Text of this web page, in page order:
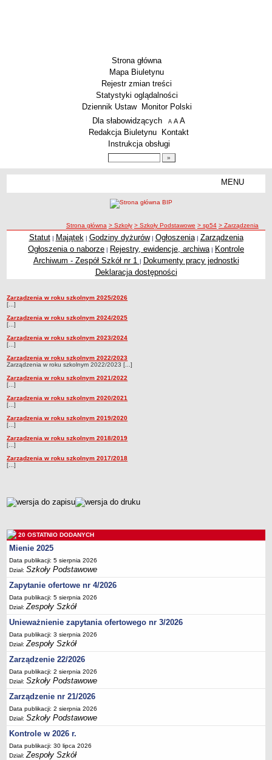
Strona główna
Mapa Biuletynu
Rejestr zmian treści
Statystyki oglądalności
Dziennik Ustaw
Monitor Polski
Menu dodatkowe
Dla słabowidzących A pomniejsz czcionkę
A standardowy rozmiar czcionki
A
Redakcja Biuletynu
Kontakt
Instrukcja obsługi
MENU
Zespoły Szkół
Techniczne Zakłady Naukowe
ARCHIWUM SZKÓŁ I PLACÓWEK
Wielofunkcyjna Placówka
SPECJALNE OŚRODKI SZKOLNO-WYCHOWAWCZE
Specjalny Ośrodek nr 1
BURSA MIEJSKA
Godziny dyżurów
Kontrole
Sprawozdania
PORADNIE PSYCHOLOGICZNO-PEDAGOGICZNE
Zespół Poradni
BIURO FINANSÓW OŚWIATY
Dane podstawowe
Statut
Majątek
Godziny dyżurów
Ogłoszenia
Zarządzenia
Rejestry, ewidencje, archiwa
Kontrole
PONOWNE WYKORZYSTYWANIE
Sprawozdania
ścieżka nawigacji
Strona główna > Szkoły > Szkoły Podstawowe > sp54 > Zarządzenia
Zarządzenia
Statut| Majątek | Godziny dyżurów| Ogłoszenia| Zarządzenia
Ogłoszenia o naborze | Rejestry, ewidencje, archiwa | Kontrole
Archiwum - Zespół Szkół nr 1 | Dokumenty pracy jednostki
Deklaracja dostępności
Zarządzenia
Zarządzenia w roku szkolnym 2025/2026
[...]
Zarządzenia w roku szkolnym 2024/2025
[...]
Zarządzenia w roku szkolnym 2023/2024
[...]
Zarządzenia w roku szkolnym 2022/2023
Zarządzenia w roku szkolnym 2022/2023 [...]
Zarządzenia w roku szkolnym 2021/2022
[...]
Zarządzenia w roku szkolnym 2020/2021
[...]
Zarządzenia w roku szkolnym 2019/2020
[...]
Zarządzenia w roku szkolnym 2018/2019
[...]
Zarządzenia w roku szkolnym 2017/2018
[...]
metryczka
20 OSTATNIO DODANYCH
Mienie 2025
Data publikacji: 5 sierpnia 2026
Dział:Szkoły Podstawowe
Zapytanie ofertowe nr 4/2026
Data publikacji: 5 sierpnia 2026
Dział:Zespoły Szkół
Unieważnienie zapytania ofertowego nr 3/2026
Data publikacji: 3 sierpnia 2026
Dział:Zespoły Szkół
Zarządzenie 22/2026
Data publikacji: 2 sierpnia 2026
Dział:Szkoły Podstawowe
Zarządzenie nr 21/2026
Data publikacji: 2 sierpnia 2026
Dział:Szkoły Podstawowe
Kontrole w 2026 r.
Data publikacji: 30 lipca 2026
Dział:Zespoły Szkół